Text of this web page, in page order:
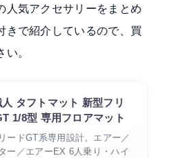
人気アクセサリーをまとめ
きで紹介しているので、買
。
タフトマット 新型フリ
1/8型 専用フロアマット
ードGT系専用設計。エアー／
ー／エアーEX 6人乗り・ハイ